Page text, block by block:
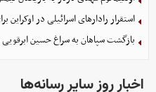
استقرار رادارهای اسرائیلی در اوکراین
بازگشت سپاهان به سراغ حسین ابرقویی